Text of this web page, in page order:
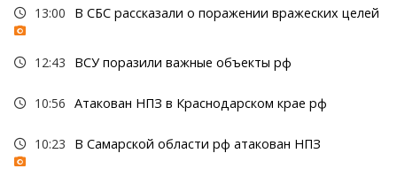
13:00 В СБС рассказали о поражении вражеских целей
12:43 ВСУ поразили важные объекты рф
10:56 Атакован НПЗ в Краснодарском крае рф
10:23 В Самарской области рф атакован НПЗ